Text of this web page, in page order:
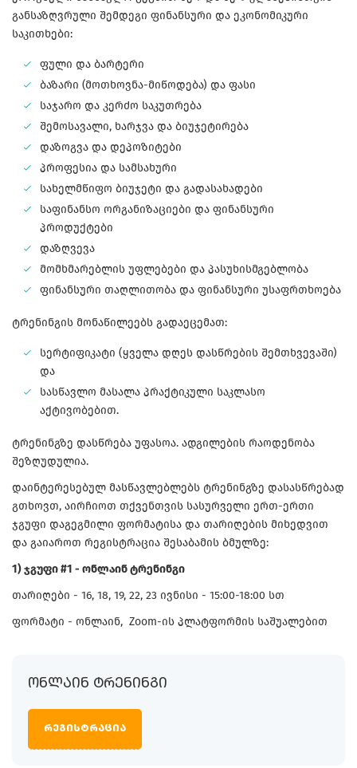
განსაზღვრული შემდეგი ფინანსური და ეკონომიკური
საკითხები:
ფული და ბარტერი
ბაზარი (მოთხოვნა-მიწოდება) და ფასი
საჯარო და კერძო საკუთრება
შემოსავალი, ხარჯვა და ბიუჯეტირება
დაზოგვა და დეპოზიტები
პროფესია და სამსახური
სახელმწიფო ბიუჯეტი და გადასახადები
საფინანსო ორგანიზაციები და ფინანსური
პროდუქტები
დაზღვევა
მომხმარებლის უფლებები და პასუხისმგებლობა
ფინანსური თაღლითობა და ფინანსური უსაფრთხოება
ტრენინგის მონაწილეებს გადაეცემათ:
სერტიფიკატი (ყველა დღეს დასწრების შემთხვევაში)
და
სასწავლო მასალა პრაქტიკული საკლასო
აქტივობებით.
ტრენინგზე დასწრება უფასოა. ადგილების რაოდენობა
შეზღუდულია.
დაინტერესებულ მასწავლებლებს ტრენინგზე დასასწრებად
გთხოვთ, აირჩიოთ თქვენთვის სასურველი ერთ-ერთი
ჯგუფი დაგეგმილი ფორმატისა და თარიღების მიხედვით
და გაიაროთ რეგისტრაცია შესაბამის ბმულზე:
1) ჯგუფი #1 - ონლაინ ტრენინგი
თარიღები - 16, 18, 19, 22, 23 ივნისი - 15:00-18:00 სთ
ფორმატი - ონლაინ, Zoom-ის პლატფორმის საშუალებით
ᲝᲜᲚᲐᲘᲜ ᲢᲠᲔᲜᲘᲜᲒᲘ
რეგისტრაცია